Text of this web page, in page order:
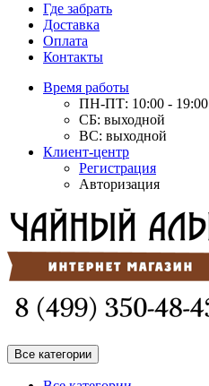
Где забрать
Доставка
Оплата
Контакты
Время работы
ПН-ПТ: 10:00 - 19:00
СБ: выходной
ВС: выходной
Клиент-центр
Регистрация
Авторизация
Все категории